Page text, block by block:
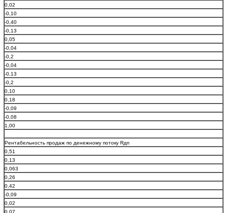
0,02
-0,10
-0,40
-0,13
0,05
-0,04
-0,2
-0,04
-0,13
-0,2
0,10
0,18
-0,09
-0,08
1,00
Рентабельность продаж по денежному потоку Rдп
0,51
0,13
0,063
0,26
0,42
-0,09
0,02